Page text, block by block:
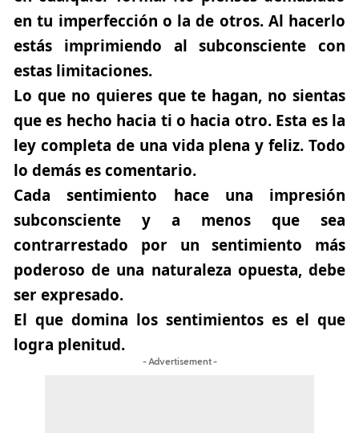
en tu imperfección o la de otros. Al hacerlo
estás imprimiendo al subconsciente con
estas limitaciones.
Lo que no quieres que te hagan, no sientas
que es hecho hacia ti o hacia otro. Esta es la
ley completa de una vida plena y feliz. Todo
lo demás es comentario.
Cada sentimiento hace una impresión
subconsciente y a menos que sea
contrarrestado por un sentimiento más
poderoso de una naturaleza opuesta, debe
ser expresado.
El que domina los sentimientos es el que
logra plenitud.
- Advertisement -